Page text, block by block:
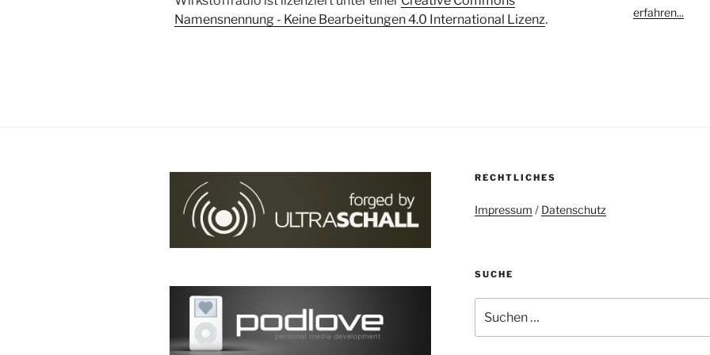
Namensnennung - Keine Bearbeitungen 4.0 International Lizenz.
erfahren...
RECHTLICHES
Impressum / Datenschutz
SUCHE
nach: